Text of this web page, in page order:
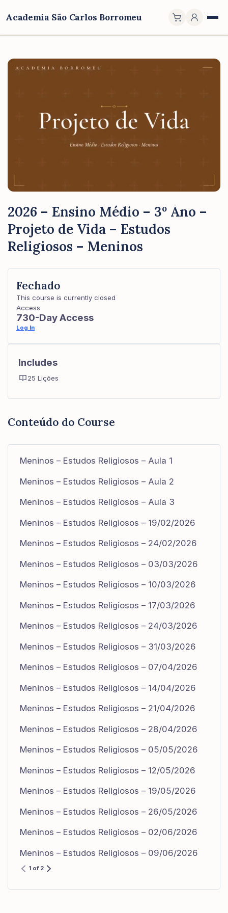
Academia São Carlos Borromeu
2026 – Ensino Médio – 3º Ano –
Projeto de Vida – Estudos
Religiosos – Meninos
Conteúdo do Course
Meninos – Estudos Religiosos – Aula 1
Meninos – Estudos Religiosos – Aula 2
Meninos – Estudos Religiosos – Aula 3
Meninos – Estudos Religiosos – 19/02/2026
Meninos – Estudos Religiosos – 24/02/2026
Meninos – Estudos Religiosos – 03/03/2026
Meninos – Estudos Religiosos – 10/03/2026
Meninos – Estudos Religiosos – 17/03/2026
Meninos – Estudos Religiosos – 24/03/2026
Meninos – Estudos Religiosos – 31/03/2026
Meninos – Estudos Religiosos – 07/04/2026
Meninos – Estudos Religiosos – 14/04/2026
Meninos – Estudos Religiosos – 21/04/2026
Meninos – Estudos Religiosos – 28/04/2026
Meninos – Estudos Religiosos – 05/05/2026
Meninos – Estudos Religiosos – 12/05/2026
Meninos – Estudos Religiosos – 19/05/2026
Meninos – Estudos Religiosos – 26/05/2026
Meninos – Estudos Religiosos – 02/06/2026
Meninos – Estudos Religiosos – 09/06/2026
1 of 2
Fechado
This course is currently closed
Access
730-Day Access
Log In
Includes
25 Lições